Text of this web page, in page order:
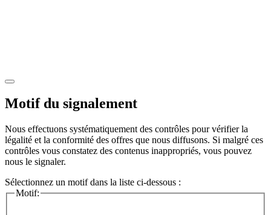
Motif du signalement
Nous effectuons systématiquement des contrôles pour vérifier la
légalité et la conformité des offres que nous diffusons. Si malgré ces
contrôles vous constatez des contenus inappropriés, vous pouvez
nous le signaler.
Sélectionnez un motif dans la liste ci-dessous :
Motif: